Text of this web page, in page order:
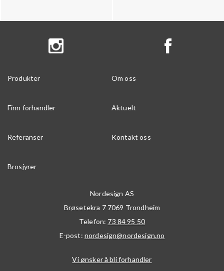
Produkter Om oss
Finn forhandler Aktuelt
Referanser Kontakt oss
Brosjyrer
Nordesign AS
Brøsetekra 7 7069 Trondheim
Telefon: 73 84 95 50
E-post: nordesign@nordesign.no
Vi ønsker å bli forhandler